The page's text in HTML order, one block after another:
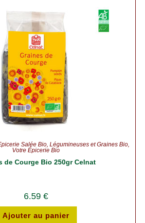
Salée Bio, Légumineuses et Graines Bio,
Votre Épicerie Bio
de Courge Bio 250gr Celnat
6.59 €
Ajouter au panier